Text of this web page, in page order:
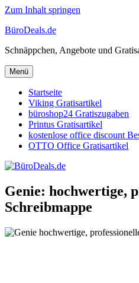
Zum Inhalt springen
BüroDeals.de
Schnäppchen, Angebote und
Menü
Startseite
Viking Gratisartikel
büroshop24 Gratiszugaben
Printus Gratisartikel
kostenlose office discount
OTTO Office Gratisartikel
Genie: hochwertige,
Schreibmappe